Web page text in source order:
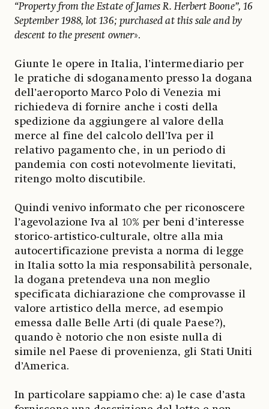
“Property from the Estate of James R. Herbert Boone”, 16
September 1988, lot 136; purchased at this sale and by
descent to the present owner».
Giunte le opere in Italia, l’intermediario per
le pratiche di sdoganamento presso la dogana
dell’aeroporto Marco Polo di Venezia mi
richiedeva di fornire anche i costi della
spedizione da aggiungere al valore della
merce al fine del calcolo dell’Iva per il
relativo pagamento che, in un periodo di
pandemia con costi notevolmente lievitati,
ritengo molto discutibile.
Quindi venivo informato che per riconoscere
l’agevolazione Iva al 10% per beni d’interesse
storico-artistico-culturale, oltre alla mia
autocertificazione prevista a norma di legge
in Italia sotto la mia responsabilità personale,
la dogana pretendeva una non meglio
specificata dichiarazione che comprovasse il
valore artistico della merce, ad esempio
emessa dalle Belle Arti (di quale Paese?),
quando è notorio che non esiste nulla di
simile nel Paese di provenienza, gli Stati Uniti
d’America.
In particolare sappiamo che: a) le case d’asta